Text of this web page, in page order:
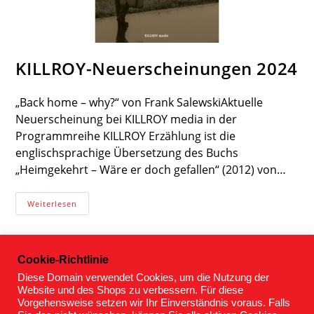
KILLROY-Neuerscheinungen 2024
„Back home – why?“ von Frank SalewskiAktuelle
Neuerscheinung bei KILLROY media in der
Programmreihe KILLROY Erzählung ist die
englischsprachige Übersetzung des Buchs
„Heimgekehrt – Wäre er doch gefallen“ (2012) von…
Weiterlesen
Neuerscheinungen
Cookie-Richtlinie
Diese Domain verwendet Cookies, um die Nutzung der
Website und des Shops zu verbessern. Für diese
Vorgehensweise setzen wir Ihr Einverständnis voraus. Falls